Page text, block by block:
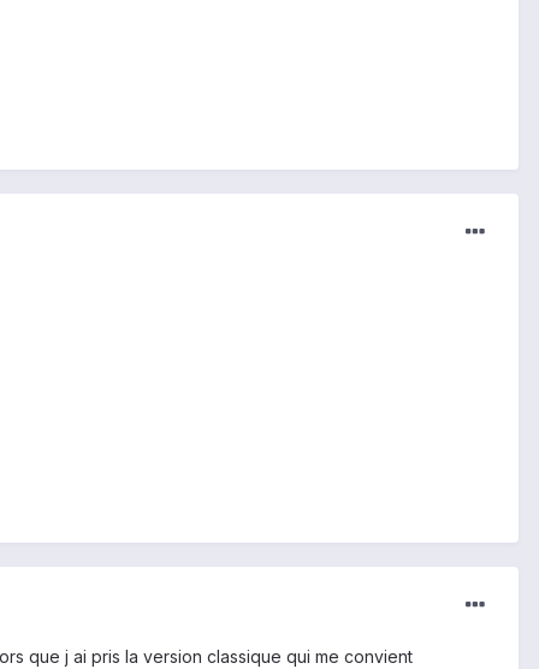
que j ai pris la version classique qui me convient